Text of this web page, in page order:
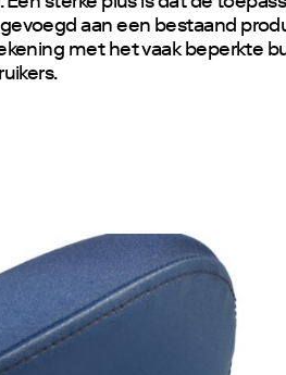
aan een bestaand
met het vaak beperkte